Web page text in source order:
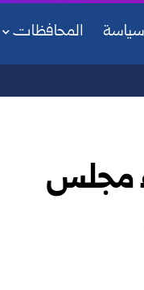
سياسة المحافظات
مجلس